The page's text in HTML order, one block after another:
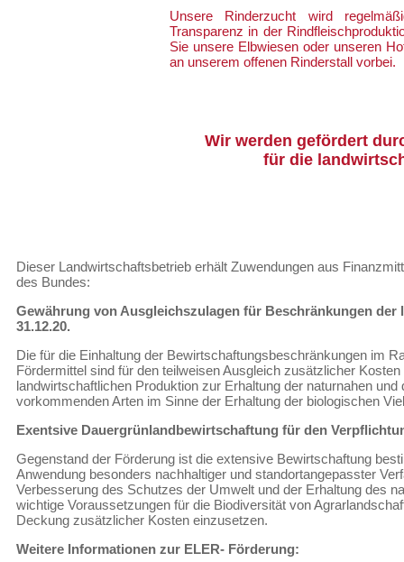
Unsere Rinderzucht wird
Transparenz in der
Sie unsere Elbwiesen oder unseren
an unserem offenen Rinderstall vorbei.
Wir werden gefördert
für die
Dieser Landwirtschaftsbetrieb erhält Zuwendungen aus
des Bundes:
Gewährung von Ausgleichszulagen für Beschränkungen
31.12.20.
Die für die Einhaltung der Bewirtschaftungsbeschränkungen im
Fördermittel sind für den teilweisen Ausgleich zusätzlicher
landwirtschaftlichen Produktion zur Erhaltung der naturnahen
vorkommenden Arten im Sinne der Erhaltung der biologischen
Exentsive Dauergrünlandbewirtschaftung für den
Gegenstand der Förderung ist die extensive Bewirtschaftung
Anwendung besonders nachhaltiger und standortangepasster
Verbesserung des Schutzes der Umwelt und der Erhaltung des
wichtige Voraussetzungen für die Biodiversität von
Deckung zusätzlicher Kosten einzusetzen.
Weitere Informationen zur ELER- Förderung: